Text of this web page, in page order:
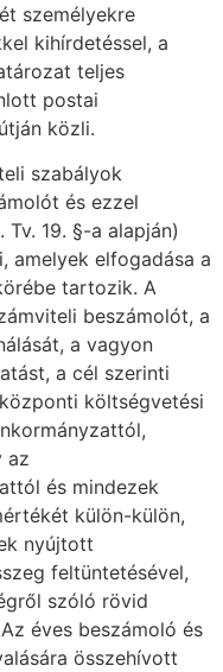
személyekre
kihírdetéssel, a
teljes
postai
közli.
szabályok
és ezzel
Tv. 19. §-a alapján)
amelyek elfogadása a
tartozik. A
beszámolót, a
a vagyon
a cél szerinti
költségvetési
az
és mindezek
külön-külön,
nyújtott
feltüntetésével,
szóló rövid
éves beszámoló és
összehívott